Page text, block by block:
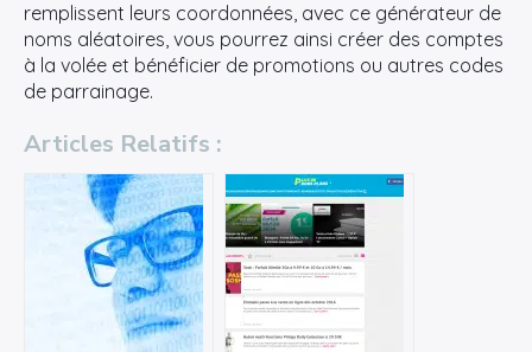
remplissent leurs coordonnées, avec ce générateur de
noms aléatoires, vous pourrez ainsi créer des comptes
à la volée et bénéficier de promotions ou autres codes
de parrainage.
Articles Relatifs :